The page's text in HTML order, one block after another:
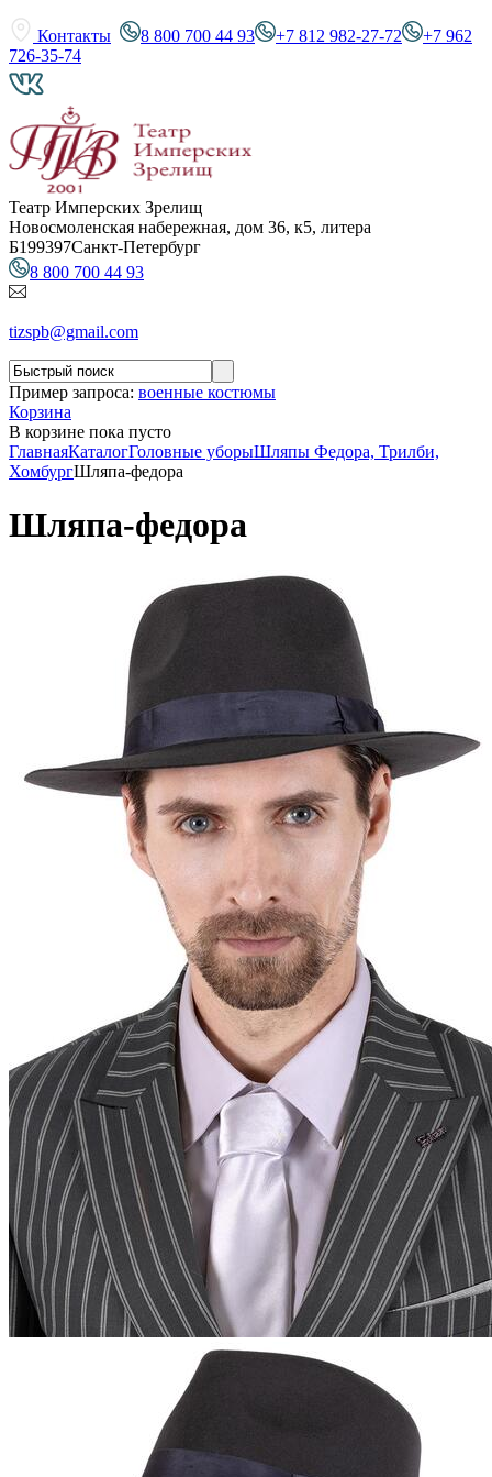
Контакты 8 800 700 44 93 +7 812 982-27-72
+7 962
726-35-74
Театр Имперских Зрелищ
Новосмоленская набережная, дом 36, к5, литера
Б199397Санкт-Петербург
8 800 700 44 93
tizspb@gmail.com
Пример запроса: военные костюмы
Корзина
В корзине пока пусто
ГлавнаяКаталогГоловные уборыШляпы Федора, Трилби,
ХомбургШляпа-федора
Шляпа-федора